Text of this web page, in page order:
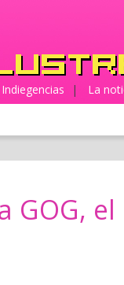
Indiegencias | La
GOG,